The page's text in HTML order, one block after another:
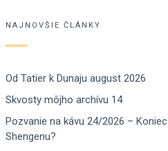
NAJNOVŠIE ČLÁNKY
Od Tatier k Dunaju august 2026
Skvosty môjho archívu 14
Pozvanie na kávu 24/2026 – Koniec
Shengenu?